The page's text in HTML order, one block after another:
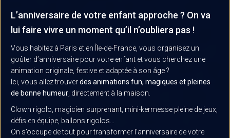
L’anniversaire de votre enfant approche ? On va
lui faire vivre un moment qu’il n’oubliera pas !
Vous habitez à Paris et en Île-de-France , vous organisez un
goûter d’anniversaire pour votre enfant et vous cherchez une
animation originale, festive et adaptée à son âge ?
Ici, vous allez trouverdes animations fun, magiques et pleines
de bonne humeur , directement à la maison.
Clown rigolo, magicien surprenant, mini-kermesse pleine de jeux,
défis en équipe, ballons rigolos…
On s’occupe de tout pour transformer l’anniversaire de votre